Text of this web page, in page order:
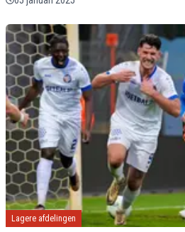
Lagere afdelingen